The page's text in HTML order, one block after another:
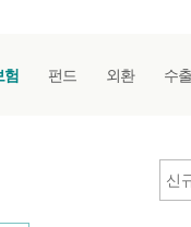
험 펀드 외환 수
신